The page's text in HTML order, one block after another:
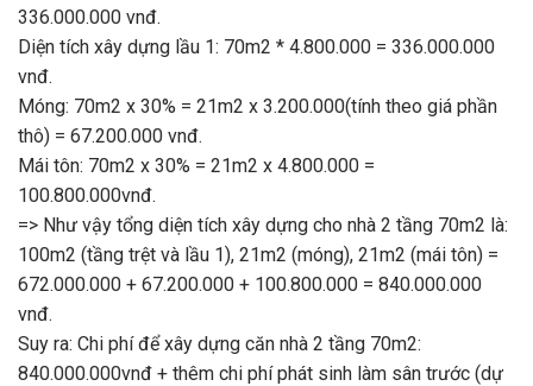
336.000.000 vnđ.
Diện tích xây dựng lầu 1: 70m2 * 4.800.000 = 336.000.000
vnđ.
Móng: 70m2 x 30% = 21m2 x 3.200.000(tính theo giá phần
thô) = 67.200.000 vnđ.
Mái tôn: 70m2 x 30% = 21m2 x 4.800.000 =
100.800.000vnđ.
=> Như vậy tổng diện tích xây dựng cho nhà 2 tầng 70m2 là:
100m2 (tầng trệt và lầu 1), 21m2 (móng), 21m2 (mái tôn) =
672.000.000 + 67.200.000 + 100.800.000 = 840.000.000
vnđ.
Suy ra: Chi phí để xây dựng căn nhà 2 tầng 70m2:
840.000.000vnđ + thêm chi phí phát sinh làm sân trước (dự